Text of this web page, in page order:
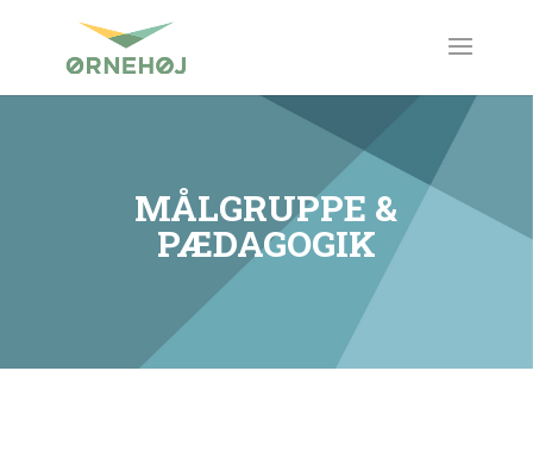
MÅLGRUPPE &
PÆDAGOGIK